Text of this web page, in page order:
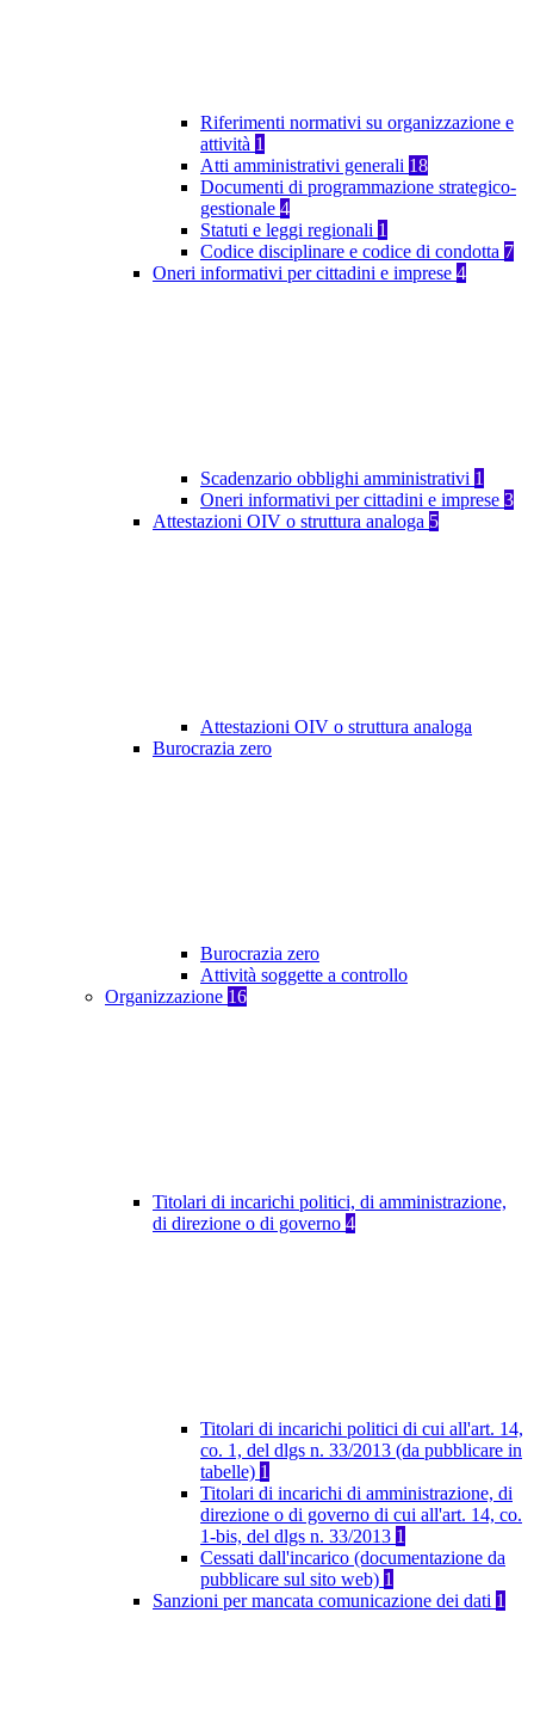
Riferimenti normativi su organizzazione e
attività 1
Atti amministrativi generali 18
Documenti di programmazione strategico-
gestionale 4
Statuti e leggi regionali 1
Codice disciplinare e codice di condotta 7
Oneri informativi per cittadini e imprese 4
Scadenzario obblighi amministrativi 1
Oneri informativi per cittadini e imprese 3
Attestazioni OIV o struttura analoga 5
Attestazioni OIV o struttura analoga
Burocrazia zero
Burocrazia zero
Attività soggette a controllo
Organizzazione 16
Titolari di incarichi politici, di amministrazione,
di direzione o di governo 4
Titolari di incarichi politici di cui all'art. 14,
co. 1, del dlgs n. 33/2013 (da pubblicare in
tabelle) 1
Titolari di incarichi di amministrazione, di
direzione o di governo di cui all'art. 14, co.
1-bis, del dlgs n. 33/2013 1
Cessati dall'incarico (documentazione da
pubblicare sul sito web) 1
Sanzioni per mancata comunicazione dei dati 1